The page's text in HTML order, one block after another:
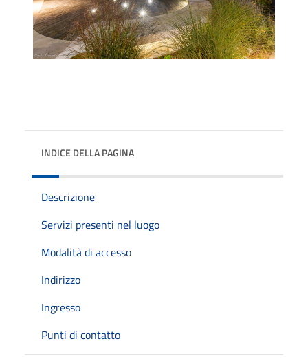
INDICE DELLA PAGINA
Descrizione
Servizi presenti nel luogo
Modalità di accesso
Indirizzo
Ingresso
Punti di contatto